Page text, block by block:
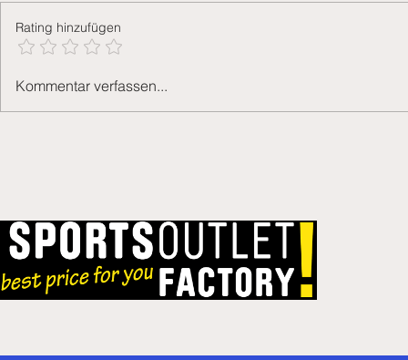
Derbysieg und zwei
Verabschiedungen
Rating hinzufügen
Kommentar verfassen...